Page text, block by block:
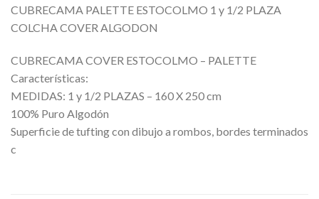
CUBRECAMA PALETTE ESTOCOLMO 1 y 1/2 PLAZA
COLCHA COVER ALGODON
CUBRECAMA COVER ESTOCOLMO – PALETTE
Características:
MEDIDAS: 1 y 1/2 PLAZAS – 160 X 250 cm
100% Puro Algodón
Superficie de tufting con dibujo a rombos, bordes terminados
c